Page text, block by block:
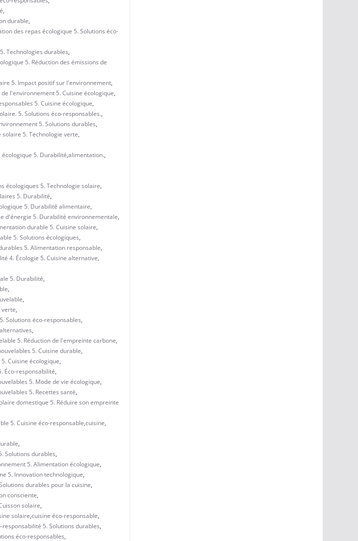
,
durable,
des repas écologique 5. Solutions éco-
Technologies durables,
5. Réduction des émissions de
5. Impact positif sur l'environnement,
l'environnement 5. Cuisine écologique,
5. Cuisine écologique,
5. Solutions éco-responsables.,
5. Solutions durables,
5. Technologie verte,
5. Durabilité,alimentation.,
écologiques 5. Technologie solaire,
5. Durabilité,
5. Durabilité alimentaire,
d'énergie 5. Durabilité environnementale,
durable 5. Cuisine solaire,
5. Solutions écologiques,
5. Alimentation responsable,
4. Écologie 5. Cuisine alternative,
5. Durabilité,
,
,
verte,
Solutions éco-responsables,
,
5. Réduction de l'empreinte carbone,
5. Cuisine durable,
Cuisine écologique,
Éco-responsabilité,
5. Mode de vie écologique,
5. Recettes santé,
domestique 5. Réduire son empreinte
5. Cuisine éco-responsable,cuisine,
,
Solutions durables,
5. Alimentation écologique,
5. Innovation technologique,
durables pour la cuisine,
consciente,
solaire,
solaire,cuisine éco-responsable,
5. Solutions durables,
éco-responsables,